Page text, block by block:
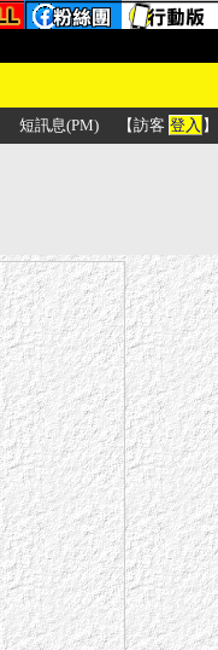
短訊息(PM) 【訪客 登入 】